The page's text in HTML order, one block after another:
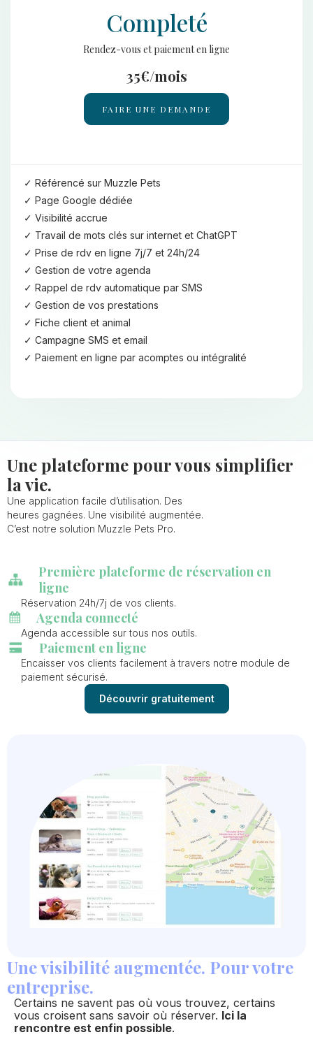
Completé
Rendez-vous et paiement en ligne
35€/mois
FAIRE UNE DEMANDE
Référencé sur Muzzle Pets
Page Google dédiée
Visibilité accrue
Travail de mots clés sur internet et ChatGPT
Prise de rdv en ligne 7j/7 et 24h/24
Gestion de votre agenda
Rappel de rdv automatique par SMS
Gestion de vos prestations
Fiche client et animal
Campagne SMS et email
Paiement en ligne par acomptes ou intégralité
Une plateforme pour vous simplifier
la vie.
Une application facile d’utilisation. Des
heures gagnées. Une visibilité augmentée.
C’est notre solution Muzzle Pets Pro.
Première plateforme de réservation en
ligne
Réservation 24h/7j de vos clients.
Agenda connecté
Agenda accessible sur tous nos outils.
Paiement en ligne
Encaisser vos clients facilement à travers notre module de
paiement sécurisé.
Découvrir gratuitement
Une visibilité augmentée. Pour votre
entreprise.
Certains ne savent pas où vous trouvez, certains
vous croisent sans savoir où réserver. Ici la
rencontre est enfin possible.